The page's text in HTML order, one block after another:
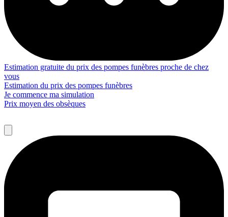
Estimation gratuite du prix des pompes funèbres proche de chez
vous
Estimation du prix des pompes funèbres
Je commence ma simulation
Prix moyen des obsèques